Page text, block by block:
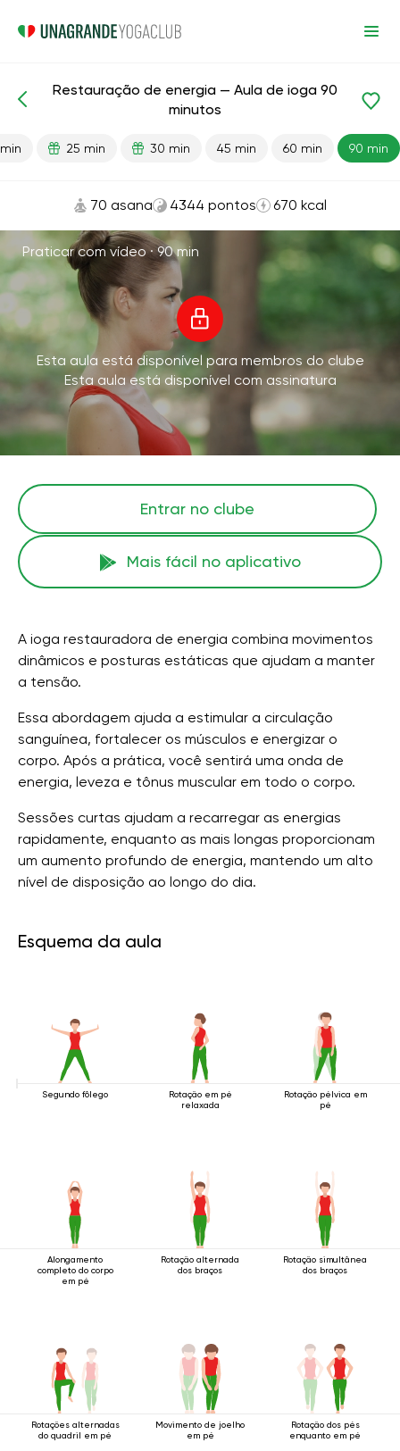
Energia
Restauração de energia — Aula de ioga 90
minutos
25 min 30 min 45 min 60 min 90 min
70 asana 4344 pontos 670 kcal
Praticar com vídeo ·90 min
Esta aula está disponível para membros do clube
Esta aula está disponível com assinatura
Entrar no clube
Mais fácil no aplicativo
A ioga restauradora de energia combina movimentos
dinâmicos e posturas estáticas que ajudam a manter
a tensão.
Essa abordagem ajuda a estimular a circulação
sanguínea, fortalecer os músculos e energizar o
corpo. Após a prática, você sentirá uma onda de
energia, leveza e tônus ​​muscular em todo o corpo.
Sessões curtas ajudam a recarregar as energias
rapidamente, enquanto as mais longas proporcionam
um aumento profundo de energia, mantendo um alto
nível de disposição ao longo do dia.
Esquema da aula
Segundo fôlego
Rotação em pé
relaxada
Rotação pélvica em
pé
Alongamento
completo do corpo
em pé
Rotação alternada
dos braços
Rotação simultânea
dos braços
Rotações alternadas
do quadril em pé
Movimento de joelho
em pé
Rotação dos pés
enquanto em pé